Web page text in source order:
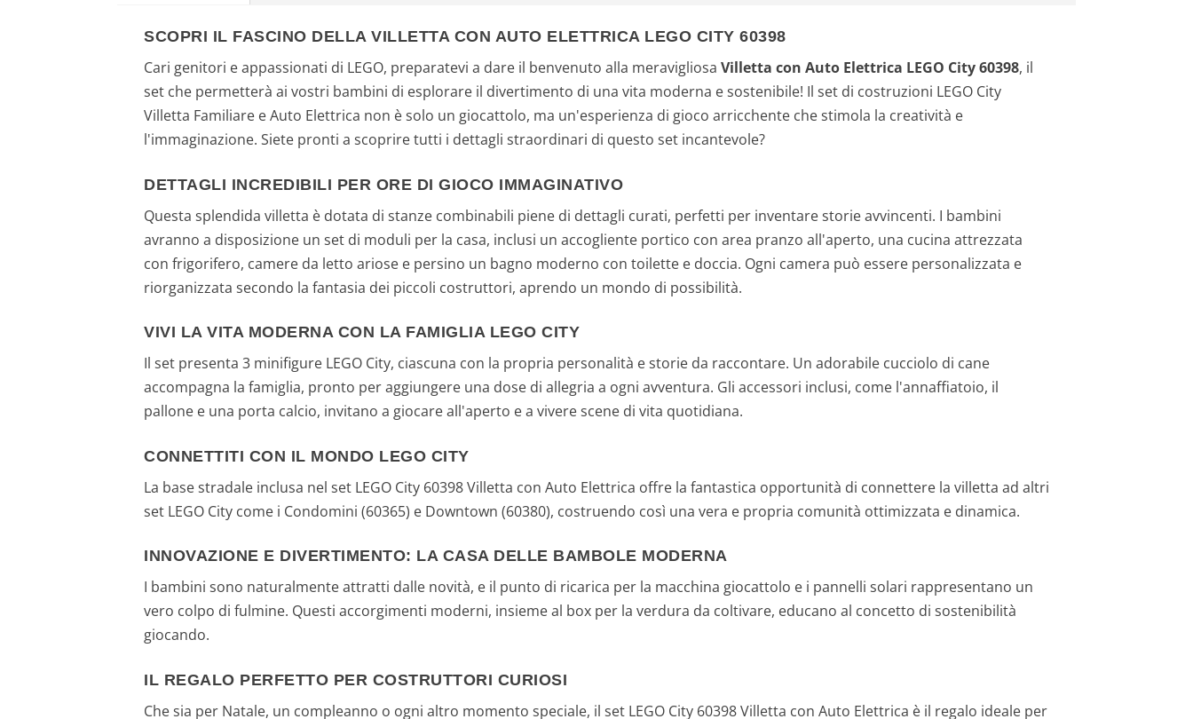
SCOPRI IL FASCINO DELLA VILLETTA CON AUTO ELETTRICA LEGO CITY 60398
Cari genitori e appassionati di LEGO, preparatevi a dare il benvenuto alla meravigliosa Villetta con Auto Elettrica LEGO City 60398, il
set che permetterà ai vostri bambini di esplorare il divertimento di una vita moderna e sostenibile! Il set di costruzioni LEGO City
Villetta Familiare e Auto Elettrica non è solo un giocattolo, ma un'esperienza di gioco arricchente che stimola la creatività e
l'immaginazione. Siete pronti a scoprire tutti i dettagli straordinari di questo set incantevole?
DETTAGLI INCREDIBILI PER ORE DI GIOCO IMMAGINATIVO
Questa splendida villetta è dotata di stanze combinabili piene di dettagli curati, perfetti per inventare storie avvincenti. I bambini
avranno a disposizione un set di moduli per la casa, inclusi un accogliente portico con area pranzo all'aperto, una cucina attrezzata
con frigorifero, camere da letto ariose e persino un bagno moderno con toilette e doccia. Ogni camera può essere personalizzata e
riorganizzata secondo la fantasia dei piccoli costruttori, aprendo un mondo di possibilità.
VIVI LA VITA MODERNA CON LA FAMIGLIA LEGO CITY
Il set presenta 3 minifigure LEGO City, ciascuna con la propria personalità e storie da raccontare. Un adorabile cucciolo di cane
accompagna la famiglia, pronto per aggiungere una dose di allegria a ogni avventura. Gli accessori inclusi, come l'annaffiatoio, il
pallone e una porta calcio, invitano a giocare all'aperto e a vivere scene di vita quotidiana.
CONNETTITI CON IL MONDO LEGO CITY
La base stradale inclusa nel set LEGO City 60398 Villetta con Auto Elettrica offre la fantastica opportunità di connettere la villetta ad altri
set LEGO City come i Condomini (60365) e Downtown (60380), costruendo così una vera e propria comunità ottimizzata e dinamica.
INNOVAZIONE E DIVERTIMENTO: LA CASA DELLE BAMBOLE MODERNA
I bambini sono naturalmente attratti dalle novità, e il punto di ricarica per la macchina giocattolo e i pannelli solari rappresentano un
vero colpo di fulmine. Questi accorgimenti moderni, insieme al box per la verdura da coltivare, educano al concetto di sostenibilità
giocando.
IL REGALO PERFETTO PER COSTRUTTORI CURIOSI
Che sia per Natale, un compleanno o ogni altro momento speciale, il set LEGO City 60398 Villetta con Auto Elettrica è il regalo ideale per